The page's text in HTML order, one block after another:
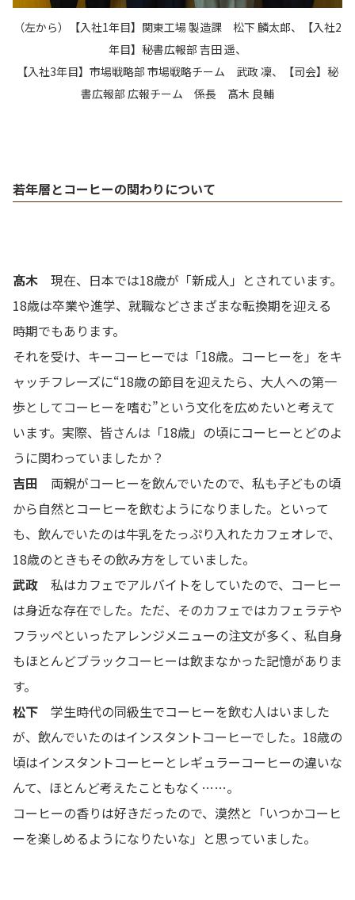
（左から）【入社1年目】関東工場 製造課 松下 麟太郎、【入社2
年目】秘書広報部 吉田 遥、
【入社3年目】市場戦略部 市場戦略チーム 武政 凜、【司会】秘
書広報部 広報チーム 係長 髙木 良輔
若年層とコーヒーの関わりについて
髙木 現在、日本では18歳が「新成人」とされています。
18歳は卒業や進学、就職などさまざまな転換期を迎える
時期でもあります。
それを受け、キーコーヒーでは「18歳。コーヒーを」をキ
ャッチフレーズに“18歳の節目を迎えたら、大人への第一
歩としてコーヒーを嗜む”という文化を広めたいと考えて
います。実際、皆さんは「18歳」の頃にコーヒーとどのよ
うに関わっていましたか？
吉田 両親がコーヒーを飲んでいたので、私も子どもの頃
から自然とコーヒーを飲むようになりました。といって
も、飲んでいたのは牛乳をたっぷり入れたカフェオレで、
18歳のときもその飲み方をしていました。
武政 私はカフェでアルバイトをしていたので、コーヒー
は身近な存在でした。ただ、そのカフェではカフェラテや
フラッペといったアレンジメニューの注文が多く、私自身
もほとんどブラックコーヒーは飲まなかった記憶がありま
す。
松下 学生時代の同級生でコーヒーを飲む人はいました
が、飲んでいたのはインスタントコーヒーでした。18歳の
頃はインスタントコーヒーとレギュラーコーヒーの違いな
んて、ほとんど考えたこともなく……。
コーヒーの香りは好きだったので、漠然と「いつかコーヒ
ーを楽しめるようになりたいな」と思っていました。